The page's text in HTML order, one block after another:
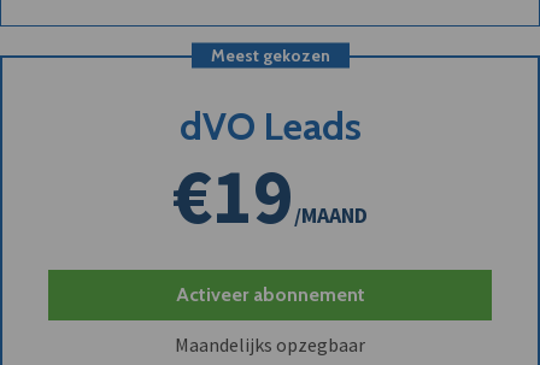
Meest gekozen
dVO Leads
€19/MAAND
Activeer abonnement
Maandelijks opzegbaar